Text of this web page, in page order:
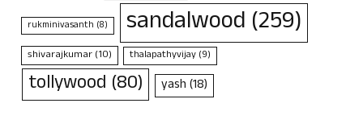
rukminivasanth (8) sandalwood (259)
shivarajkumar(10) thalapathyvijay(9)
tollywood (80) yash(18)